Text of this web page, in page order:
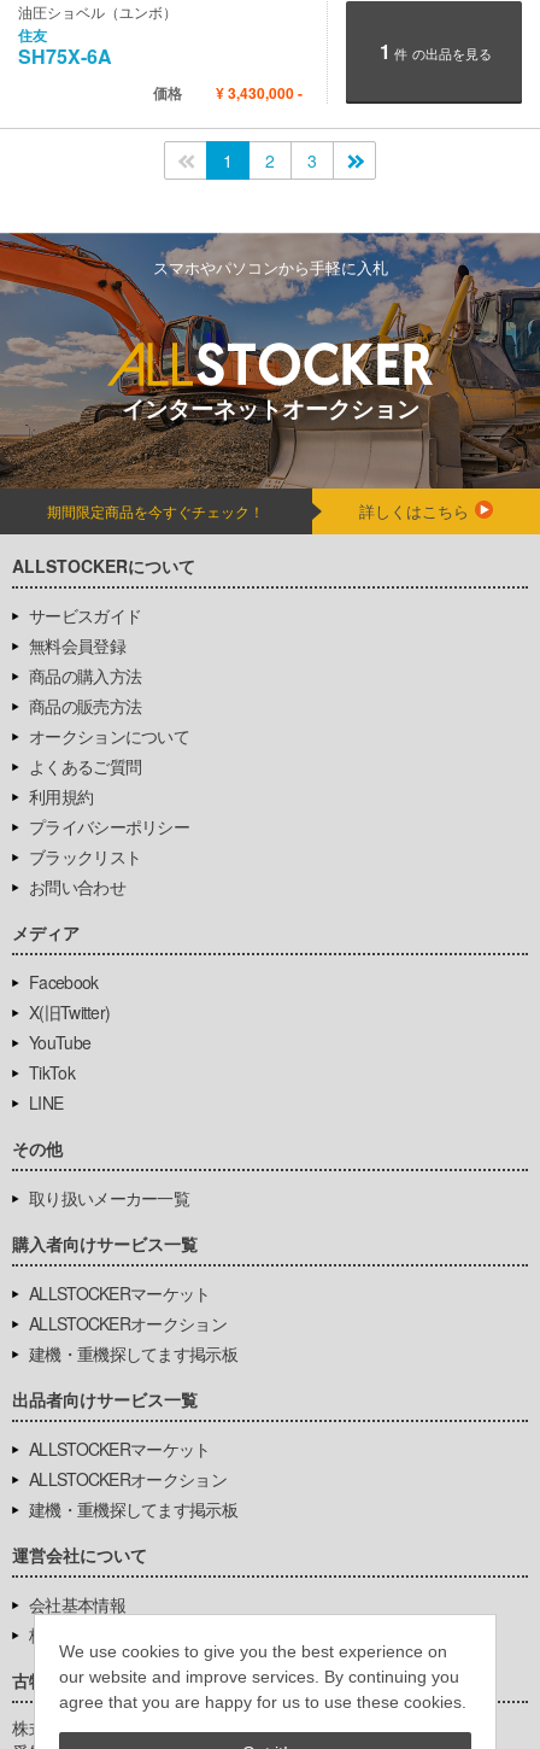
We use cookies to give you the best experience on
our website and improve services. By continuing you
agree that you are happy for us to use these cookies.
油圧ショベル（ユンボ）
住友
SH75X-6A
価格 ¥3,430,000-
1 件 の出品を見る
<<1 2 3
スマホやパソコンから手軽に入札
インターネットオークション
期間限定商品を今すぐチェック！ 詳しくはこちら
ALLSTOCKERについて
サービスガイド
無料会員登録
商品の購入方法
商品の販売方法
オークションについて
よくあるご質問
利用規約
プライバシーポリシー
ブラックリスト
お問い合わせ
メディア
Facebook
X(旧Twitter)
YouTube
TikTok
LINE
その他
取り扱いメーカー一覧
購入者向けサービス一覧
ALLSTOCKERマーケット
ALLSTOCKERオークション
建機・重機探してます掲示板
出品者向けサービス一覧
ALLSTOCKERマーケット
ALLSTOCKERオークション
建機・重機探してます掲示板
運営会社について
会社基本情報
株式会社豊環境開発
古物営業法に基づく表示
株式会社豊環境開発